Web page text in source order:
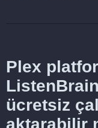
Plex
ücretsiz
aktarabilir